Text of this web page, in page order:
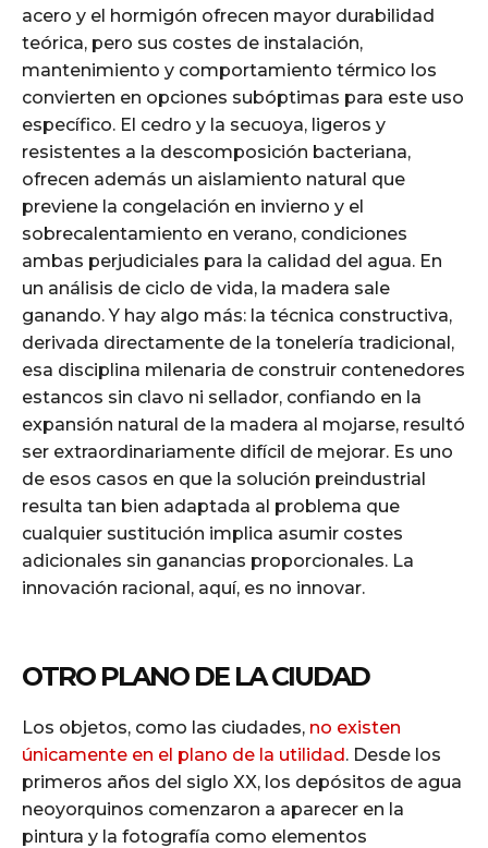
acero y el hormigón ofrecen mayor durabilidad
teórica, pero sus costes de instalación,
mantenimiento y comportamiento térmico los
convierten en opciones subóptimas para este uso
específico. El cedro y la secuoya, ligeros y
resistentes a la descomposición bacteriana,
ofrecen además un aislamiento natural que
previene la congelación en invierno y el
sobrecalentamiento en verano, condiciones
ambas perjudiciales para la calidad del agua. En
un análisis de ciclo de vida, la madera sale
ganando. Y hay algo más: la técnica constructiva,
derivada directamente de la tonelería tradicional,
esa disciplina milenaria de construir contenedores
estancos sin clavo ni sellador, confiando en la
expansión natural de la madera al mojarse, resultó
ser extraordinariamente difícil de mejorar. Es uno
de esos casos en que la solución preindustrial
resulta tan bien adaptada al problema que
cualquier sustitución implica asumir costes
adicionales sin ganancias proporcionales. La
innovación racional, aquí, es no innovar.
OTRO PLANO DE LA CIUDAD
Los objetos, como las ciudades, no existen
únicamente en el plano de la utilidad. Desde los
primeros años del siglo XX, los depósitos de agua
neoyorquinos comenzaron a aparecer en la
pintura y la fotografía como elementos